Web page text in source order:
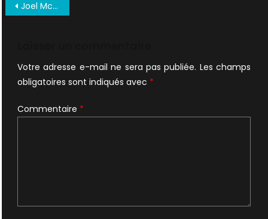
Navigation
Joel McHale rejoint la série
Votre adresse e-mail ne sera pas publiée. Les champs
obligatoires sont indiqués avec *
Commentaire *